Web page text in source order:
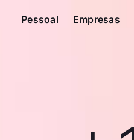
Pessoal Empresas